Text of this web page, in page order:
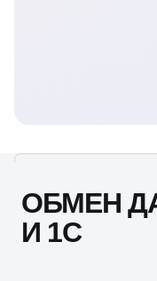
ОБМЕН
И 1С